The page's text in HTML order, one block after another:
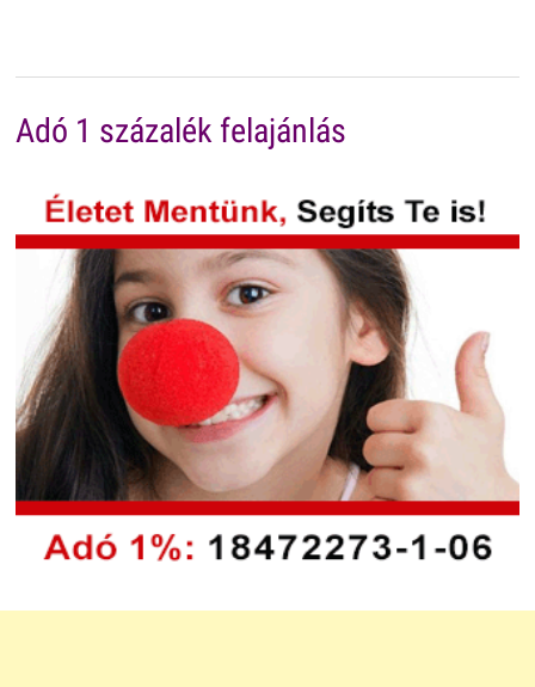
Adó 1 százalék felajánlás